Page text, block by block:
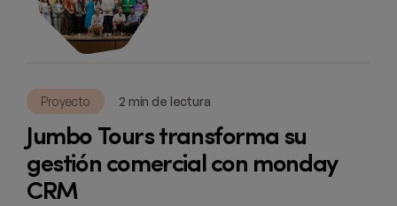
Proyecto 2 min de lectura
Jumbo Tours transforma su
gestión comercial con monday
CRM